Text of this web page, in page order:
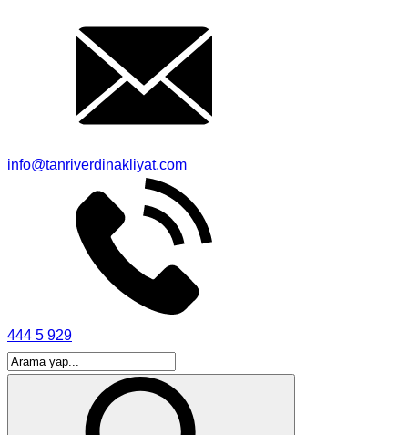
info@tanriverdinakliyat.com
444 5 929